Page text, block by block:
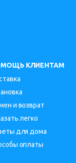
КЛИЕНТАМ
и возврат
легко
для дома
оплаты